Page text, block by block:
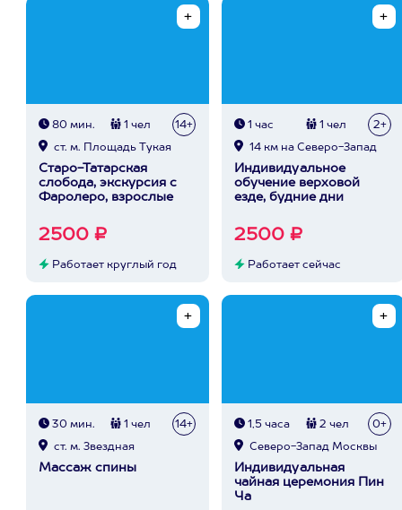
80 мин. 1 чел 14+
ст. м. Площадь Тукая
Старо-Татарская
слобода, экскурсия с
Фаролеро, взрослые
2500 ₽
Работает круглый год
1 час 1 чел 2+
14 км на Северо-Запад
Индивидуальное
обучение верховой
езде, будние дни
2500 ₽
Работает сейчас
30 мин. 1 чел 14+
ст. м. Звездная
Массаж спины
1,5 часа 2 чел 0+
Северо-Запад Москвы
Индивидуальная
чайная церемония Пин
Ча